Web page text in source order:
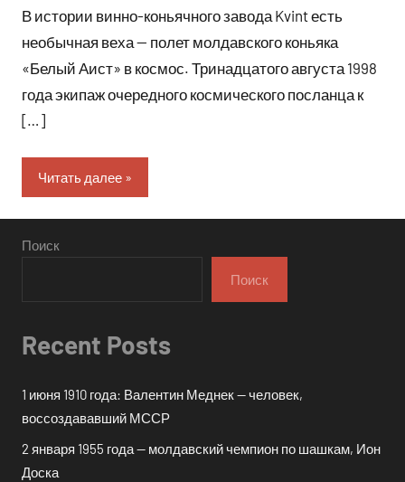
В истории винно-коньячного завода Kvint есть
необычная веха — полет молдавского коньяка
«Белый Аист» в космос. Тринадцатого августа 1998
года экипаж очередного космического посланца к
[…]
Читать далее
Поиск
Поиск
Recent Posts
1 июня 1910 года: Валентин Меднек — человек,
воссоздававший МССР
2 января 1955 года — молдавский чемпион по шашкам, Ион
Доска